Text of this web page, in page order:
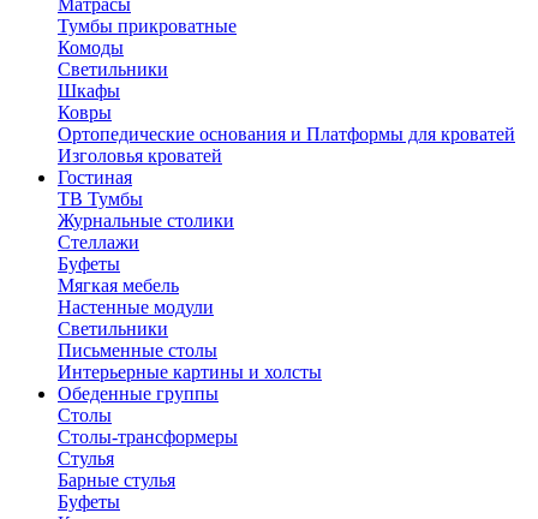
Матрасы
Тумбы прикроватные
Комоды
Светильники
Шкафы
Ковры
Ортопедические основания и Платформы для кроватей
Изголовья кроватей
Гостиная
ТВ Тумбы
Журнальные столики
Стеллажи
Буфеты
Мягкая мебель
Настенные модули
Светильники
Письменные столы
Интерьерные картины и холсты
Обеденные группы
Столы
Столы-трансформеры
Стулья
Барные стулья
Буфеты